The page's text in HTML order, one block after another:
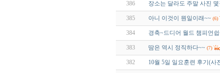
386 장소는 달라도 주말 사진
385 아니 이것이 뭔일이래~~ (6)
384 경축~드디어 월드 챔피언
383 땀은 역시 정직하다~~ (7)
382 10월 5일 일요훈련 후기(사